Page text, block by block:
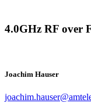
4.0GHz RF over
Joachim Hauser